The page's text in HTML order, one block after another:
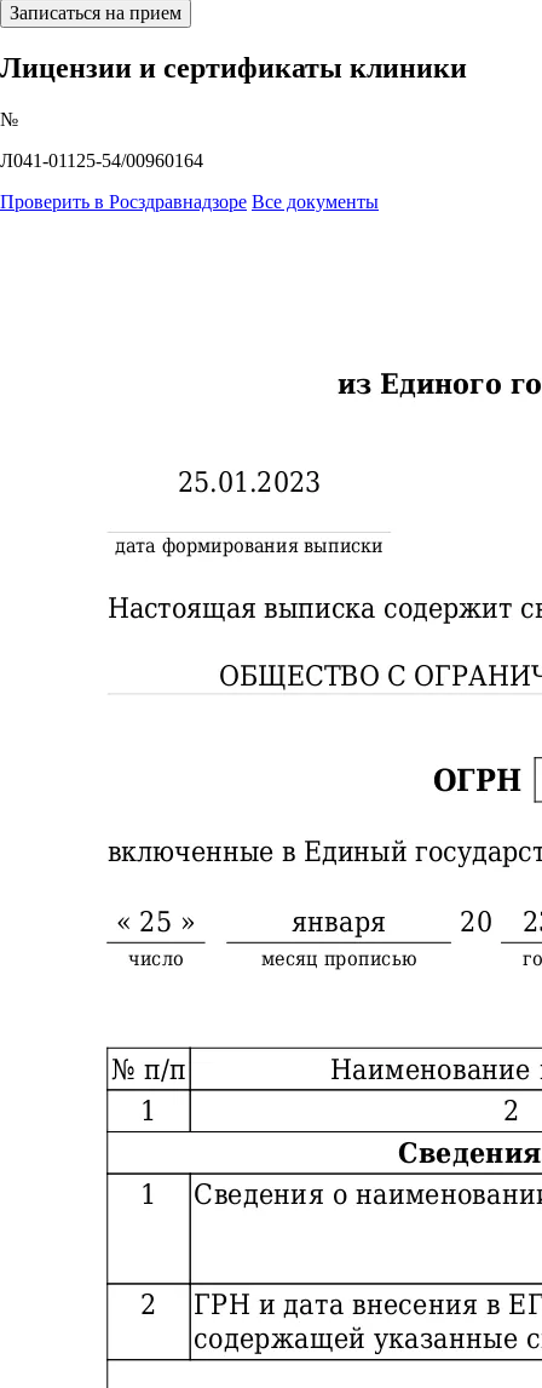
Записаться на прием
Лицензии и сертификаты клиники
№
Л041-01125-54/00960164
Проверить в Росздравнадзоре Все документы